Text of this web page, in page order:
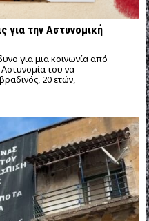
για την Αστυνομική
για μια κοινωνία από
του να
20 ετών,